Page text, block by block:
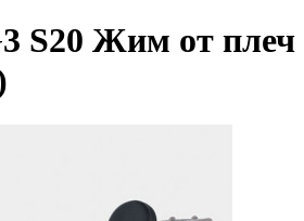
S20 Жим от плеч